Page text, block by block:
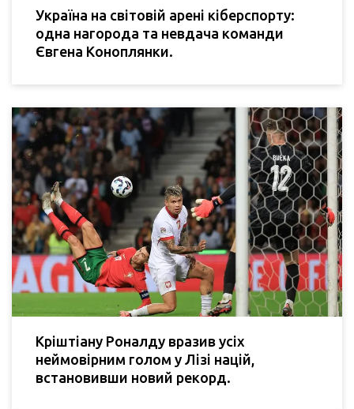
Україна на світовій арені кіберспорту:
одна нагорода та невдача команди
Євгена Коноплянки.
Кріштіану Роналду вразив усіх
неймовірним голом у Лізі націй,
встановивши новий рекорд.